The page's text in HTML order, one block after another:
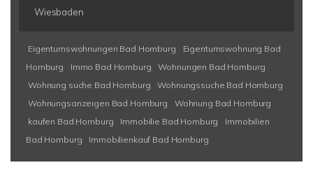
Wiesbaden
Eigentumswohnungen Bad Homburg
Eigentumswohnung Bad
Homburg
Immo Bad Homburg
Wohnungen Bad Homburg
Wohnung suche Bad Homburg
Wohnungssuche Bad Homburg
Wohnungsanzeigen Bad Homburg
Wohnung Bad Homburg
kaufen Bad Homburg
Immobilie Bad Homburg
Immobilien
Bad Homburg
Immobilienkauf Bad Homburg